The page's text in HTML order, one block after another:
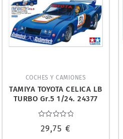
COCHES Y CAMIONES
TAMIYA TOYOTA CELICA LB
TURBO Gr.5 1/24. 24377
con
29,75 €